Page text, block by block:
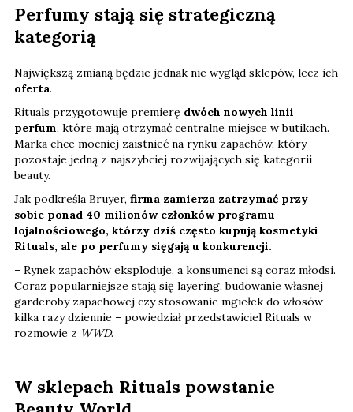
Perfumy stają się strategiczną
kategorią
Największą zmianą będzie jednak nie wygląd sklepów, lecz ich
oferta.
Rituals przygotowuje premierę dwóch nowych linii
perfum, które mają otrzymać centralne miejsce w butikach.
Marka chce mocniej zaistnieć na rynku zapachów, który
pozostaje jedną z najszybciej rozwijających się kategorii
beauty.
Jak podkreśla Bruyer, firma zamierza zatrzymać przy
sobie ponad 40 milionów członków programu
lojalnościowego, którzy dziś często kupują kosmetyki
Rituals, ale po perfumy sięgają u konkurencji.
– Rynek zapachów eksploduje, a konsumenci są coraz młodsi.
Coraz popularniejsze stają się layering, budowanie własnej
garderoby zapachowej czy stosowanie mgiełek do włosów
kilka razy dziennie – powiedział przedstawiciel Rituals w
rozmowie z WWD.
W sklepach Rituals powstanie